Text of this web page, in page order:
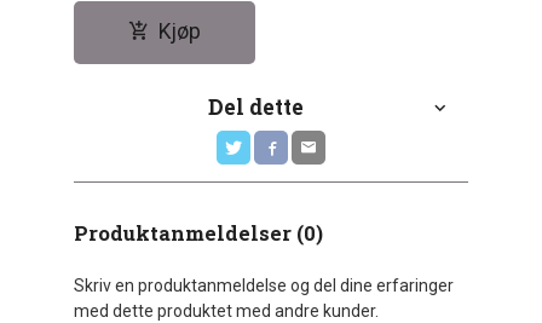
Kjøp
Del dette
Produktanmeldelser (0)
Skriv en produktanmeldelse og del dine erfaringer
med dette produktet med andre kunder.